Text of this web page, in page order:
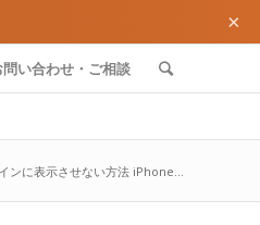
×
問い合わせ・ご相談
ンに表示させない方法 iPhone...